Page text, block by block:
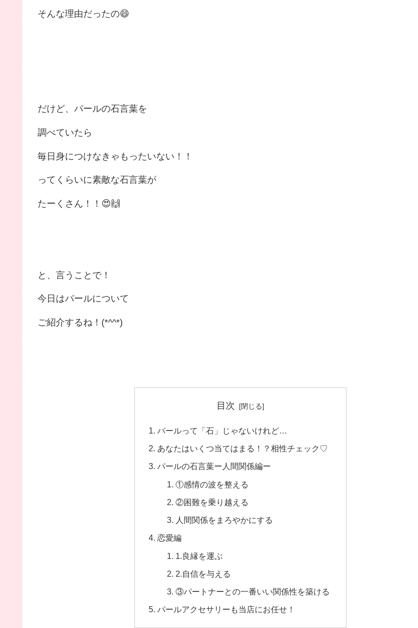
そんな理由だったの😄
だけど、パールの石言葉を
調べていたら
毎日身につけなきゃもったいない！！
ってくらいに素敵な石言葉が
たーくさん！！😍🙌
と、言うことで！
今日はパールについて
ご紹介するね！(*^^*)
目次
パールって「石」じゃないけれど…
あなたはいくつ当てはまる！？相性チェック♡
パールの石言葉ー人間関係編ー
①感情の波を整える
②困難を乗り越える
人間関係をまろやかにする
恋愛編
1.良縁を運ぶ
2.自信を与える
③パートナーとの一番いい関係性を築ける
パールアクセサリーも当店にお任せ！